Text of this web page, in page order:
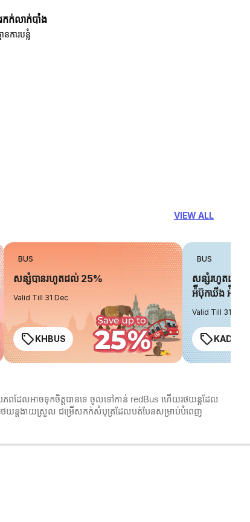
រកក់លាក់បាំង
នការបន្លំ
VIEW ALL
BUS
សន្សំបានរហូតដល់ 25%
Valid Till 31 Dec
KHBUS
BUS
សន្សំរហូតដល់
អ៉ីប៊ុកឃីង អ៉ិចប្
Valid Till 31 Dec
KADO20
ភពដែលអាចទុកចិត្តបានទេ ចូលទៅកាន់ redBus ហើយរថយន្តដែល
រថយន្តងាយស្រួល ជម្រើសកក់សំបុត្រដែលបត់បែនសម្រាប់បំពេញ